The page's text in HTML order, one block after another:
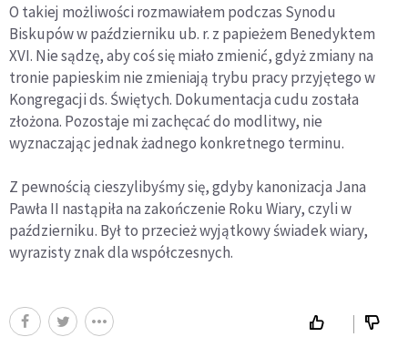
O takiej możliwości rozmawiałem podczas Synodu
Biskupów w październiku ub. r. z papieżem Benedyktem
XVI. Nie sądzę, aby coś się miało zmienić, gdyż zmiany na
tronie papieskim nie zmieniają trybu pracy przyjętego w
Kongregacji ds. Świętych. Dokumentacja cudu została
złożona. Pozostaje mi zachęcać do modlitwy, nie
wyznaczając jednak żadnego konkretnego terminu.
Z pewnością cieszylibyśmy się, gdyby kanonizacja Jana
Pawła II nastąpiła na zakończenie Roku Wiary, czyli w
październiku. Był to przecież wyjątkowy świadek wiary,
wyrazisty znak dla współczesnych.